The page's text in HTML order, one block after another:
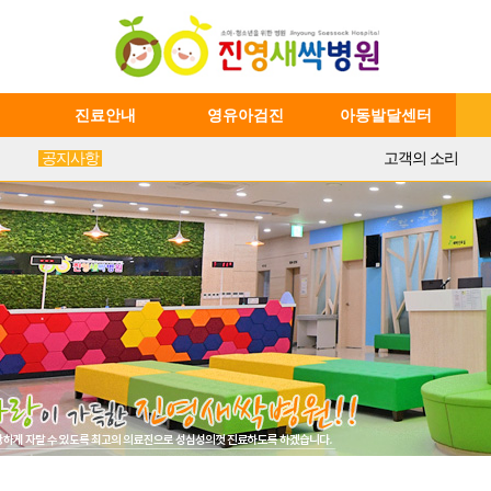
진료안내 영유아검진 아동발달센터
공지사항 고객의 소리